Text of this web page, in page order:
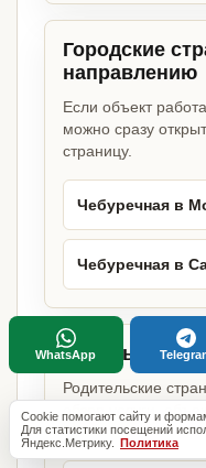
Городские
направлению
Если объект
можно сразу
страницу.
Чебуречная в
Чебуречная в
Базовые
Родительские
обзор услуги,
переходов.
Cookie помогают сайту и
Для статистики посещений
Яндекс.Метрику. Политика
WhatsApp